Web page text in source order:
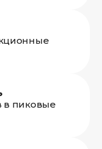
в пиковые